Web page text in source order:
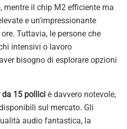
il chip M2 efficiente ma
e un'impressionante
Tuttavia, le persone che
intensivi o lavoro
bisogno di esplorare opzioni
da 15 pollici è davvero notevole,
sul mercato. Gli
audio fantastica, la